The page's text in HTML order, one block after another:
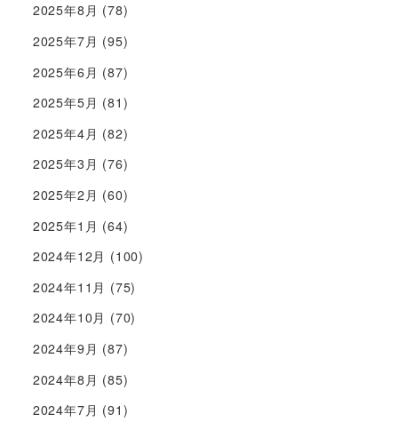
2025年8月 (78)
2025年7月 (95)
2025年6月 (87)
2025年5月 (81)
2025年4月 (82)
2025年3月 (76)
2025年2月 (60)
2025年1月 (64)
2024年12月 (100)
2024年11月 (75)
2024年10月 (70)
2024年9月 (87)
2024年8月 (85)
2024年7月 (91)